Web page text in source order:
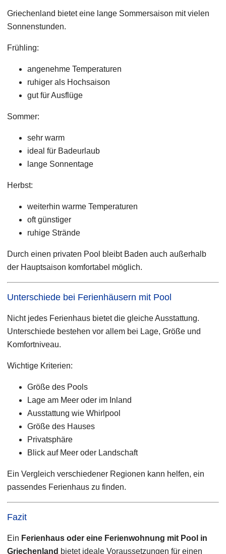
Griechenland bietet eine lange Sommersaison mit vielen
Sonnenstunden.
Frühling:
angenehme Temperaturen
ruhiger als Hochsaison
gut für Ausflüge
Sommer:
sehr warm
ideal für Badeurlaub
lange Sonnentage
Herbst:
weiterhin warme Temperaturen
oft günstiger
ruhige Strände
Durch einen privaten Pool bleibt Baden auch außerhalb
der Hauptsaison komfortabel möglich.
Unterschiede bei Ferienhäusern mit Pool
Nicht jedes Ferienhaus bietet die gleiche Ausstattung.
Unterschiede bestehen vor allem bei Lage, Größe und
Komfortniveau.
Wichtige Kriterien:
Größe des Pools
Lage am Meer oder im Inland
Ausstattung wie Whirlpool
Größe des Hauses
Privatsphäre
Blick auf Meer oder Landschaft
Ein Vergleich verschiedener Regionen kann helfen, ein
passendes Ferienhaus zu finden.
Fazit
Ein Ferienhaus oder eine Ferienwohnung mit Pool in
Griechenland bietet ideale Voraussetzungen für einen